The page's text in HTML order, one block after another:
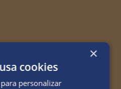
×
cookies
personalizar